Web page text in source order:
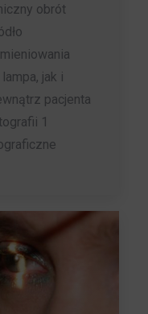
obrót
jak i
pacjenta
1